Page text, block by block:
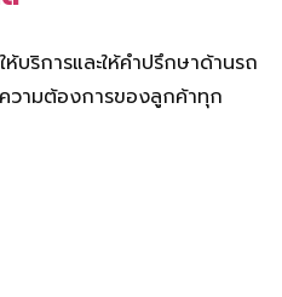
ห้บริการและให้คำปรึกษาด้านรถ
วามต้องการของลูกค้าทุก